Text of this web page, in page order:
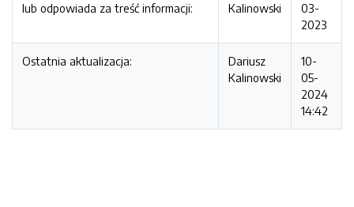
lub odpowiada za treść informacji:
Kalinowski
03-
2023
Ostatnia aktualizacja:
Dariusz
Kalinowski
10-
05-
2024
14:42